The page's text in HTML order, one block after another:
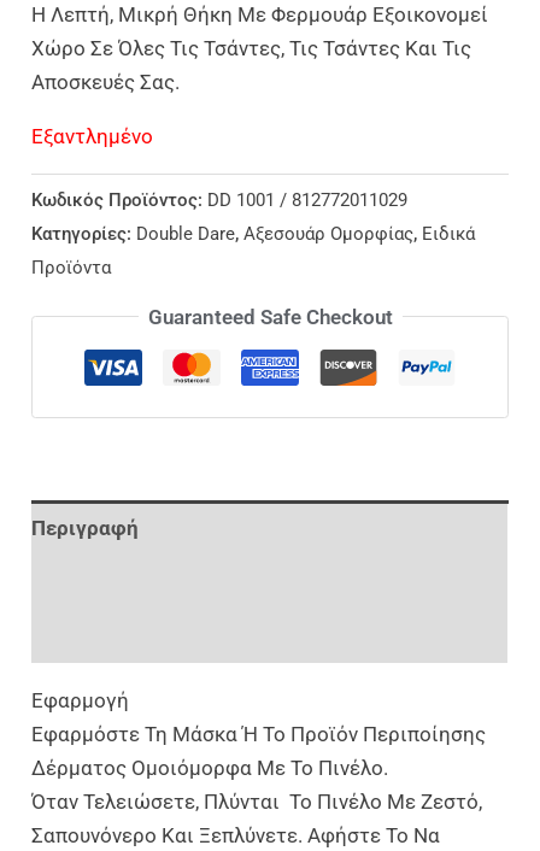
Η Λεπτή, Μικρή Θήκη Με Φερμουάρ Εξοικονομεί
Χώρο Σε Όλες Τις Τσάντες, Τις Τσάντες Και Τις
Αποσκευές Σας.
Εξαντλημένο
Κωδικός Προϊόντος: DD 1001 / 812772011029
Κατηγορίες: Double Dare,Αξεσουάρ Ομορφίας, Ειδικά
Προϊόντα
Guaranteed Safe Checkout
Περιγραφή
Εφαρμογή
Εφαρμόστε Τη Μάσκα Ή Το Προϊόν Περιποίησης
Δέρματος Ομοιόμορφα Με Το Πινέλο.
Όταν Τελειώσετε, Πλύνται Το Πινέλο Με Ζεστό,
Σαπουνόνερο Και Ξεπλύνετε. Αφήστε Το Να